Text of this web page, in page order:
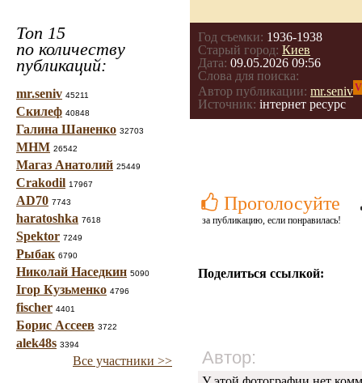
Топ 15
по количеству
публикаций:
mr.seniv 45211
Скилеф 40848
Галина Шаненко 32703
МНМ 26542
Магаз Анатолий 25449
Crakodil 17967
AD70 7743
haratoshka 7618
Spektor 7249
Рыбак 6790
Николай Наседкин 5090
Ігор Кузьменко 4796
fischer 4401
Борис Ассеев 3722
alek48s 3394
Все участники >>
Год съемки: 1936-1938
Старый город: Киев
Дата: 09.05.2026 09:56
Слова для поиска:
Автор публикации: mr.seniv
Источник: інтернет ресурс
Проголосуйте
за публикацию, если понравилась!
Поделиться ссылкой:
Автор: